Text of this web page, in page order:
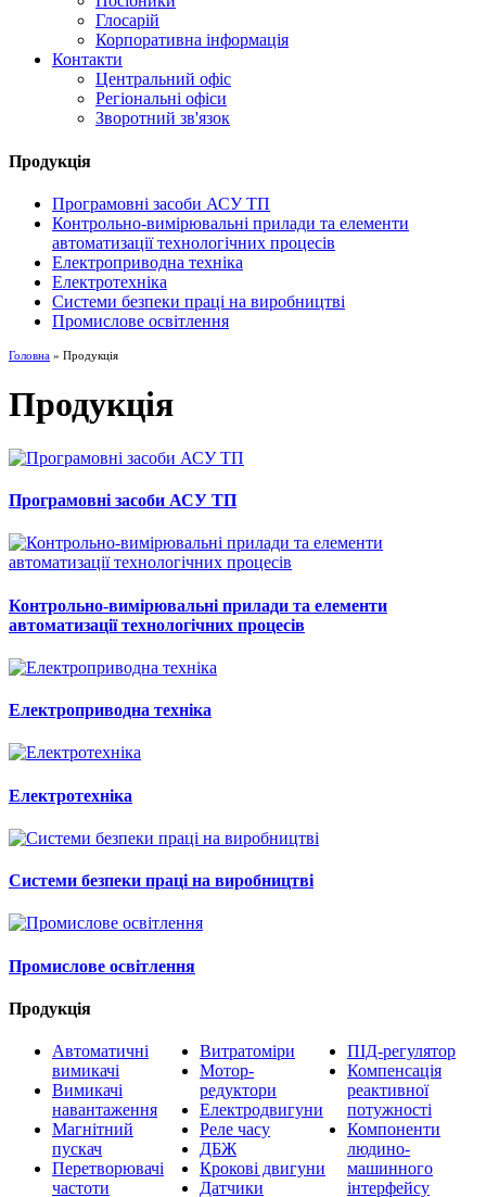
Глосарій
Корпоративна інформація
Контакти
Центральний офіс
Регіональні офіси
Зворотний зв'язок
Продукція
Програмовні засоби АСУ ТП
Контрольно-вимірювальні прилади та елементи
автоматизації технологічних процесів
Електроприводна техніка
Електротехніка
Системи безпеки праці на виробництві
Промислове освітлення
Головна » Продукція
Продукція
Програмовні засоби АСУ ТП
Контрольно-вимірювальні прилади та елементи
автоматизації технологічних процесів
Електроприводна техніка
Електротехніка
Системи безпеки праці на виробництві
Промислове освітлення
Продукція
Автоматичні
вимикачі
Вимикачі
навантаження
Магнітний
пускач
Перетворювачі
частоти
Витратоміри
Мотор-
редуктори
Електродвигуни
Реле часу
ДБЖ
Крокові двигуни
Датчики
ПІД-регулятор
Компенсація
реактивної
потужності
Компоненти
людино-
машинного
інтерфейсу